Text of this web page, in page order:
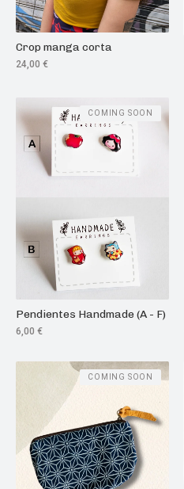
Crop manga corta
24,00 €
Pendientes Handmade (A - F)
6,00 €
COMING SOON
COMING SOON